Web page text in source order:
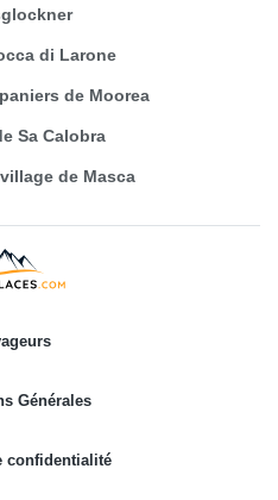
di Larone
de Moorea
Sa Calobra
de Masca
Générales
confidentialité